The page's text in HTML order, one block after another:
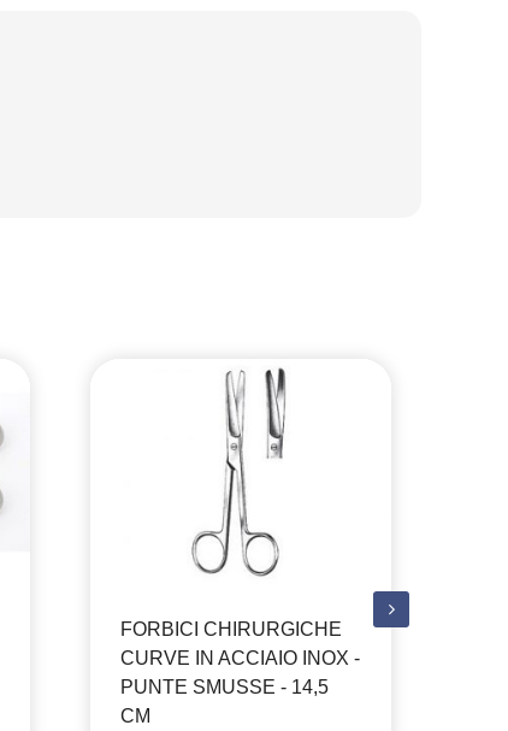
FORBICI CHIRURGICHE
CURVE IN ACCIAIO INOX -
PUNTE SMUSSE - 14,5
CM